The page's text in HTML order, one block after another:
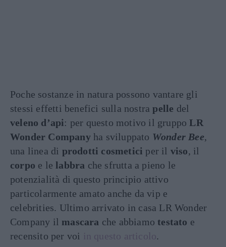
Poche sostanze in natura possono vantare gli
stessi effetti benefici sulla nostrapelle del
veleno d’api: per questo motivo il gruppoLR
Wonder Companyha sviluppato Wonder Bee,
una linea di prodotti cosmetici per il viso, il
corpo e le labbra che sfrutta a pieno le
potenzialità di questo principio attivo
particolarmente amato anche da vip e
celebrities. Ultimo arrivato in casa LR Wonder
Company il mascara che abbiamotestato e
recensito per voi in questo articolo.